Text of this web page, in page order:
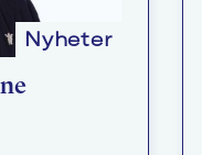
Nyheter